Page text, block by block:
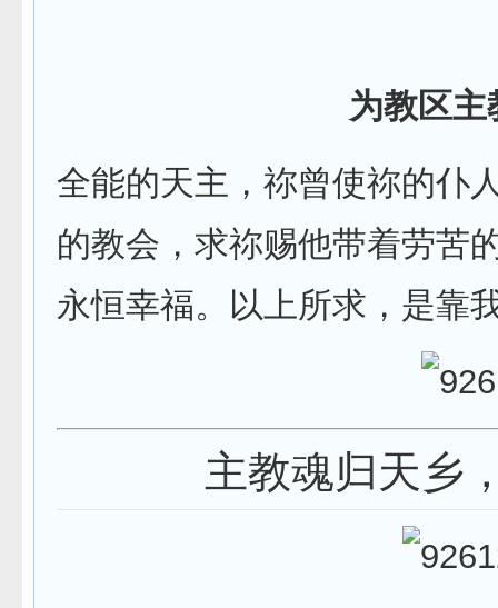
为教区主
全能的天主，祢曾使祢的仆
的教会，求祢赐他带着劳苦
永恒幸福。以上所求，是靠
主教魂归天乡